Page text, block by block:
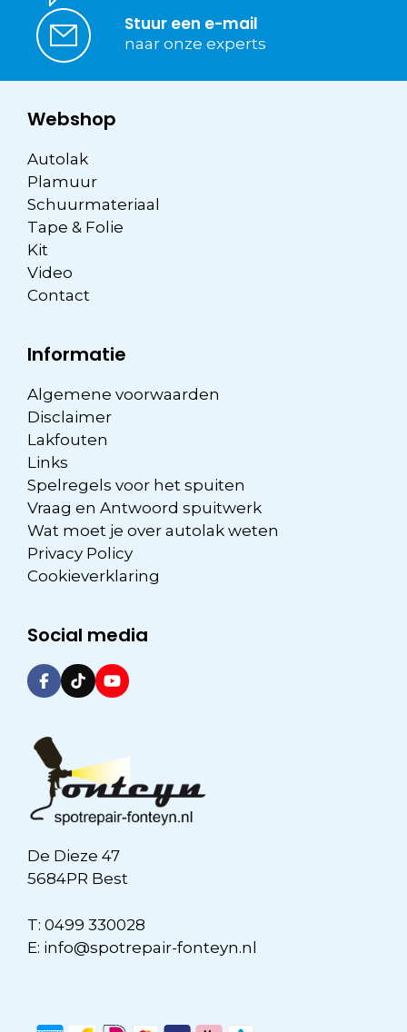
Stuur een e-mail
naar onze experts
Webshop
Autolak
Plamuur
Schuurmateriaal
Tape & Folie
Kit
Video
Contact
Informatie
Algemene voorwaarden
Disclaimer
Lakfouten
Links
Spelregels voor het spuiten
Vraag en Antwoord spuitwerk
Wat moet je over autolak weten
Privacy Policy
Cookieverklaring
Social media
De Dieze 47
5684PR Best
T: 0499 330028
E: info@spotrepair-fonteyn.nl